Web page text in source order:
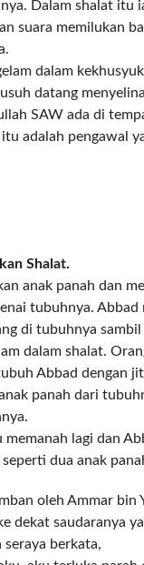
Dalam shalat itu
suara memilukan
dalam
datang
SAW ada di
adalah pengawal
Shalat.
anak panah dan
tubuhnya. Abbad
di tubuhnya
dalam shalat.
Abbad dengan
panah dari
memanah lagi dan
seperti dua anak
oleh Ammar bin
dekat saudaranya
seraya berkata,